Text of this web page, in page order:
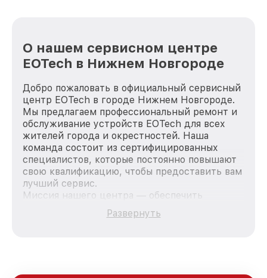
О нашем сервисном центре
EOTech в Нижнем Новгороде
Добро пожаловать в официальный сервисный
центр EOTech в городе Нижнем Новгороде.
Мы предлагаем профессиональный ремонт и
обслуживание устройств EOTech для всех
жителей города и окрестностей. Наша
команда состоит из сертифицированных
специалистов, которые постоянно повышают
свою квалификацию, чтобы предоставить вам
лучший сервис.
Миссия нашего центра — обеспечить
качественный и доступный ремонт для
каждого пользователя продукции EOTech, вне
Развернуть